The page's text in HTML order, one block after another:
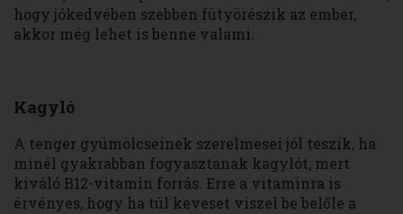
hogy jókedvében szebben fütyörészik az ember,
akkor még lehet is benne valami.
Kagyló
A tenger gyümölcseinek szerelmesei jól teszik, ha
minél gyakrabban fogyasztanak kagylót, mert
kiváló B12-vitamin forrás. Erre a vitaminra is
érvényes, hogy ha túl keveset viszel be belőle a